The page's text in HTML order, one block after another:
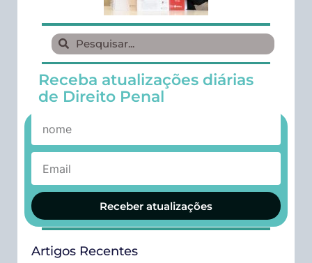
Receba atualizações diárias
de Direito Penal
Receber atualizações
Artigos Recentes